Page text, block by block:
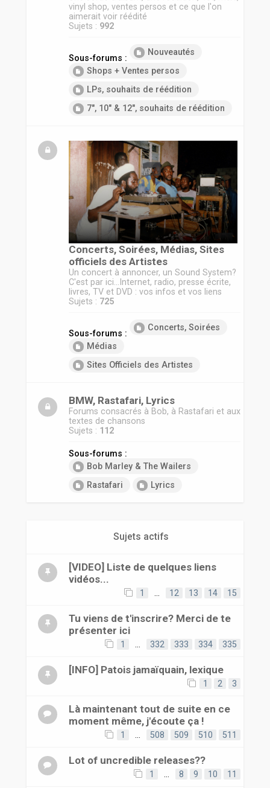
vinyl shop, ventes persos et ce que l'on
aimerait voir réédité
Sujets : 992
Sous-forums :
Nouveautés
Shops + Ventes persos
LPs, souhaits de réédition
7", 10" & 12", souhaits de réédition
Concerts, Soirées, Médias, Sites
officiels des Artistes
Un concert à annoncer, un Sound System?
C'est par ici...Internet, radio, presse écrite,
livres, TV et DVD : vos infos et vos liens
Sujets : 725
Sous-forums :
Concerts, Soirées
Médias
Sites Officiels des Artistes
BMW, Rastafari, Lyrics
Forums consacrés à Bob, à Rastafari et aux
textes de chansons
Sujets : 112
Sous-forums :
Bob Marley & The Wailers
Rastafari
Lyrics
Sujets actifs
[VIDEO] Liste de quelques liens
vidéos...
1 12 13 14 15
Tu viens de t'inscrire? Merci de te
présenter ici
1 332 333 334 335
[INFO] Patois jamaïquain, lexique
1 2 3
Là maintenant tout de suite en ce
moment même, j'écoute ça !
1 508 509 510 511
Lot of uncredible releases??
1 8 9 10 11